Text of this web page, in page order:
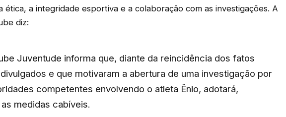
ética, a integridade esportiva e a colaboração com as investigações. A
diz:
Juventude informa que, diante da reincidência dos fatos
e que motivaram a abertura de uma investigação por
competentes envolvendo o atleta Ênio, adotará,
medidas cabíveis.